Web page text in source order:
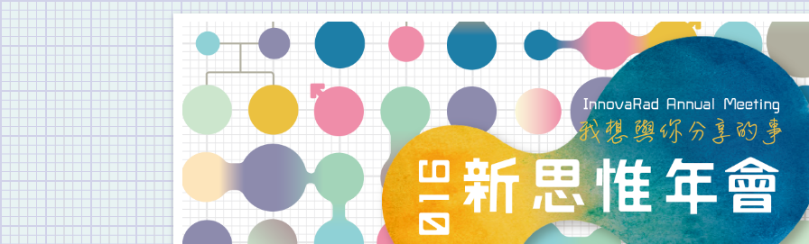
新思惟年會：我想與你分享的事
被稱為「婚禮之外最常遇到同學的場合」，新思惟年會讓新思惟之友們廣